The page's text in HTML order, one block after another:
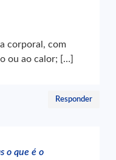
corporal, com
ou ao calor; […]
Responder
o que é o